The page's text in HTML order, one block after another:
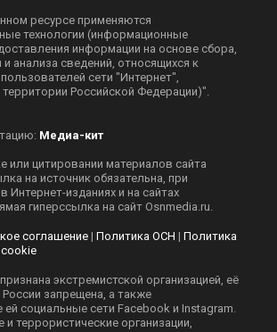
ресурсе применяются
технологии (информационные
информации на основе сбора,
и анализа сведений, относящихся к
сети "Интернет",
территории Российской Федерации)".
Медиа-кит
или цитировании материалов сайта
на источник обязательна, при
Интернет-изданиях и на сайтах
гиперссылка на сайт Оsnmedia.ru.
соглашение | Политика ОСН | Политика
экстремистской организацией, её
России запрещена, а также
социальные сети Facebook и Instagram.
и террористические организации,